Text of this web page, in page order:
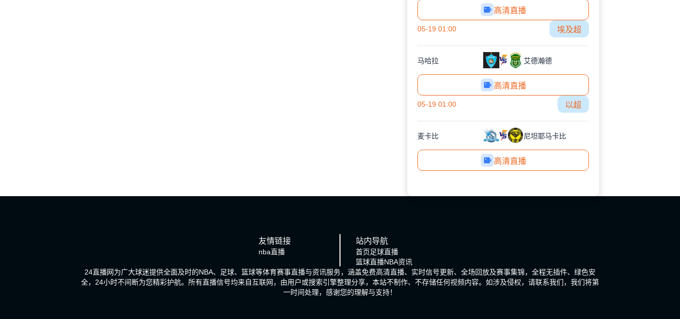
高清直播
05-19 01:00 埃及超
马哈拉 艾德瀚德
高清直播
05-19 01:00 以超
麦卡比 尼坦耶马卡比
高清直播
友情链接
nba直播
站内导航
首页足球直播
篮球直播NBA资讯
24直播网为广大球迷提供全面及时的NBA、足球、篮球等体育赛事直播与资讯服务，涵盖免费高清直播、实时信号更新、全场回放及赛事集锦，全程无插件、绿色安
全，24小时不间断为您精彩护航。所有直播信号均来自互联网，由用户或搜索引擎整理分享，本站不制作、不存储任何视频内容。如涉及侵权，请联系我们，我们将第
一时间处理，感谢您的理解与支持！